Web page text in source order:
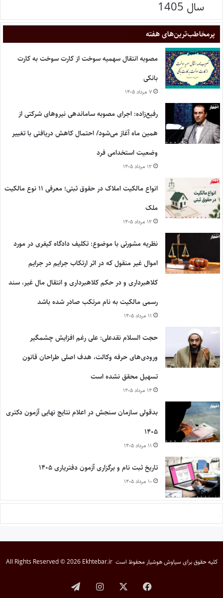
سال 1405
پر‌مخاطب‌ترین‌های هفته
مصوبه انتقال سهمیه سوخت از کارت سوخت به کارت
بانکی
۷ مرداد ۱۴۰۵
رفیع‌زاده: اجرای مصوبه ساماندهی نیروهای شرکتی از
همین ماه آغاز می‌شود/ احتمال کاهش دریافتی با تغییر
وضعیت استخدامی فرد
۱۲ مرداد ۱۴۰۵
انواع مالکیت املاک در حقوق ثبتی؛ معرفی ۱۱ نوع مالکیت
ملک
۱۲ مرداد ۱۴۰۵
نظریه مشورتی با موضوع: تکلیف دادگاه کیفری در مورد
اموال غیر منقول که در اثر ارتکاب جرایم در جرایم
کلاهبرداری و در حکم کلاهبرداری و انتقال مال غیر، سند
رسمی مالکیت به نام مرتکب صادر شده باشد
۱۱ مرداد ۱۴۰۵
حجت السلام نقدعلی: علی رغم افزایش چشمگیر
ورودی‌های حرفه وکالت، هدف اصلی طراحان قانون
تسهیل محقق نشده است
۱۴ مرداد ۱۴۰۵
بدقولی سازمان سنجش در اعلام نتایج نهایی آزمون دکتری
۱۴۰۵
۱۱ مرداد ۱۴۰۵
تاریخ ثبت نام و برگزاری آزمون دفتریاری ۱۴۰۵
۱۰ مرداد ۱۴۰۵
کلیه حقوق برایسیاوش هوشیار محفوظ است All Rights Reserved © 2026 Ekhtebar.ir